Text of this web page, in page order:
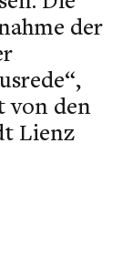
der
von den
Lienz